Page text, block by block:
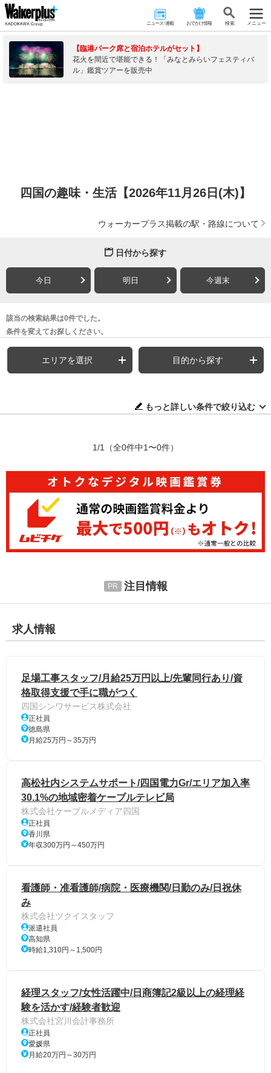
ニュース･連載 おでかけ情報 検 索 メニュー
【臨港パーク席と宿泊ホテルがセット】
花火を間近で堪能できる！「みなとみらいフェスティバ
ル」鑑賞ツアーを販売中
四国の趣味・生活【2026年11月26日(木)】
ウォーカープラス掲載の駅・路線について
日付から探す
今日 明日 今週末
該当の検索結果は0件でした。
条件を変えてお探しください。
エリアを選択 目的から探す
もっと詳しい条件で絞り込む
1/1 （全0件中1〜0件）
注目情報
求人情報
足場工事スタッフ/月給25万円以上/先輩同行あり/資
格取得支援で手に職がつく
四国シンワサービス株式会社
正社員
徳島県
月給25万円～35万円
高松社内システムサポート/四国電力Gr/エリア加入率
30.1%の地域密着ケーブルテレビ局
株式会社ケーブルメディア四国
正社員
香川県
年収300万円～450万円
看護師・准看護師/病院・医療機関/日勤のみ/日祝休
み
株式会社ツクイスタッフ
派遣社員
高知県
時給1,310円～1,500円
経理スタッフ/女性活躍中/日商簿記2級以上の経理経
験を活かす/経験者歓迎
株式会社宮川会計事務所
正社員
愛媛県
月給20万円～30万円